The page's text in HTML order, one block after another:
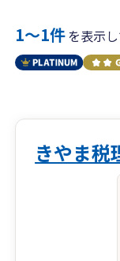
1〜1件を表示
きやま税